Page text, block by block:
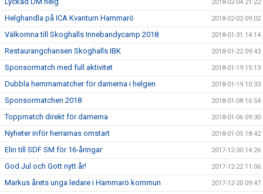
2018-02-04 21:22
Helghandla på ICA Kvantum Hammarö 2018-02-02 09:02
Välkomna till Skoghalls Innebandycamp 2018 2018-01-31 14:14
Restaurangchansen Skoghalls IBK 2018-01-22 09:43
Sponsormatch med full aktivitet 2018-01-19 15:13
Dubbla hemmamatcher för damerna i helgen 2018-01-19 10:33
Sponsormatchen 2018 2018-01-08 16:54
Toppmatch direkt för damerna 2018-01-06 09:30
Nyheter inför herrarnas omstart 2018-01-05 18:42
Elin till SDF SM för 16-åringar 2017-12-30 14:26
God Jul och Gott nytt år! 2017-12-22 11:06
Markus årets unga ledare i Hammarö kommun 2017-12-20 09:47